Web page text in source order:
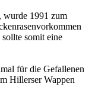
wurde 1991 zum
somit eine
für die Gefallenen
Hillerser Wappen